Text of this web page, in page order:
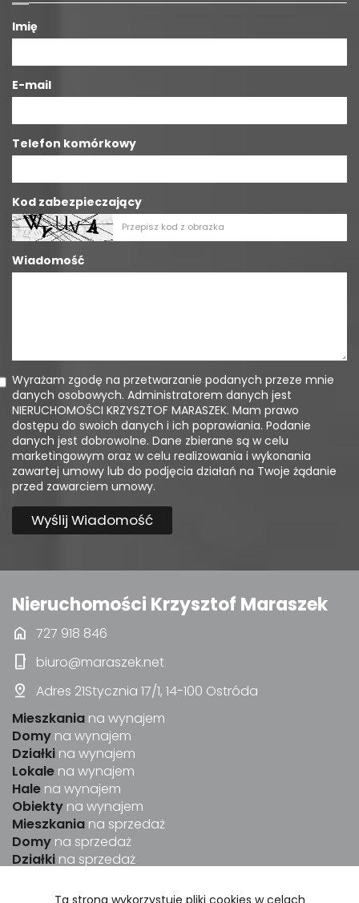
Imię
E-mail
Telefon komórkowy
Kod zabezpieczający
Wiadomość
Wyrażam zgodę na przetwarzanie podanych przeze mnie
danych osobowych. Administratorem danych jest
NIERUCHOMOŚCI KRZYSZTOF MARASZEK. Mam prawo
dostępu do swoich danych i ich poprawiania. Podanie
danych jest dobrowolne. Dane zbierane są w celu
marketingowym oraz w celu realizowania i wykonania
zawartej umowy lub do podjęcia działań na Twoje żądanie
przed zawarciem umowy.
Nieruchomości Krzysztof Maraszek
home 727 918 846
phone_iphone biuro@maraszek.net
pin_drop
Adres 21Stycznia 17/1, 14-100 Ostróda
Mieszkania na wynajem
Domy na wynajem
Działki na wynajem
Lokale na wynajem
Hale na wynajem
Obiekty na wynajem
Mieszkania na sprzedaż
Domy na sprzedaż
Działki na sprzedaż
na sprzedaż
Ta strona wykorzystuje pliki cookies w celach